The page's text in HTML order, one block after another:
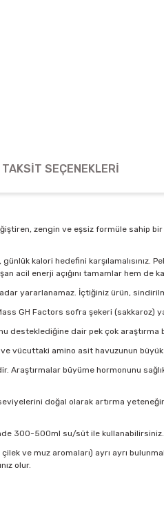
TAKSIT SEÇENEKLERI
zengin ve eşsiz formüle sahip
kalori hedefini
acil enerji açığını tamamlar hem de
yararlanamaz. İçtiğiniz ürün,
GH Factors sofra şekeri
desteklediğine dair pek çok araştırma
vücuttaki amino asit havuzunun
Araştırmalar büyüme hormonunu
doğal olarak artırma
300-500ml su/süt ile
ve muz aromaları) ayrı ayrı
olur.